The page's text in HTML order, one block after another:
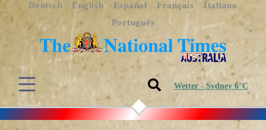
Deutsch English Español Français
Italiano
Português
Wetter - Sydney 6°C